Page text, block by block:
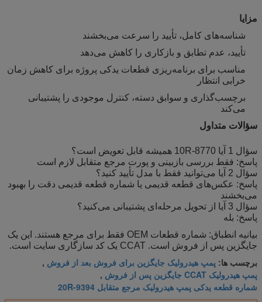
مزایا
شناسه‌های کامل، تأیید را سرعت می‌بخشند
تأیید، عدم تطابق و بازکاری را کاهش می‌دهد
مناسب برای برنامه‌ریزی قطعات یدکی پروژه برای کاهش زمان
خرابی انتظار
برچسب‌گذاری و سوابق دسته، کنترل موجودی را پشتیبانی
می‌کند
سؤالات متداول
سؤال 1 آیا 10R-8770 همیشه قابل تعویض است؟
پاسخ: فقط بررسی بازبینی و پورت مرجع متقابل لازم است
سؤال 2 آیا می‌توانید فقط با مدل تأیید کنید؟
پاسخ: عکس‌های قطعه قدیمی یا شماره قطعه قدیمی دقت را بهبود
می‌بخشند
سؤال 3 آیا از تحویل مرحله‌ای پشتیبانی می‌کنید؟
پاسخ: بله
بیانیه انطباق: شماره قطعات OEM فقط برای مرجع هستند. این یک
جایگزین پس از فروش است. CCAT یک کد سازگاری سایت است.
برچسب ها: پمپ هیدرولیک جایگزین برای فروش بعد از فروش ,
پمپ هیدرولیک CCAT جایگزین پس از فروش ,
شماره قطعه یدکی پمپ هیدرولیک مرجع متقابل 20R-9394